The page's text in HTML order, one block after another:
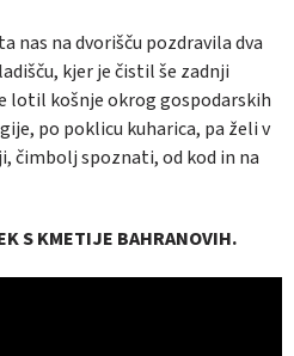
nas na dvorišču pozdravila dva
kjer je čistil še zadnji
lotil košnje okrog gospodarskih
po poklicu kuharica, pa želi v
čimbolj spoznati, od kod in na
S KMETIJE BAHRANOVIH.